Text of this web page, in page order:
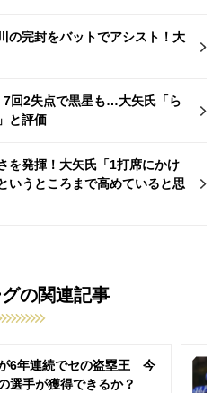
の完封をバットでアシスト！大
7回2失点で黒星も…大矢氏「ら
と評価
を発揮！大矢氏「1打席にかけ
いうところまで高めていると思
の関連記事
6年連続でセの盗塁王 今
選手が獲得できるか？